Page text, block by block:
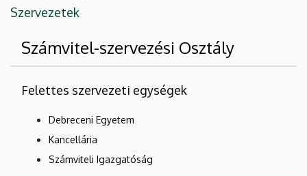
Szervezetek
Számvitel-szervezési Osztály
Felettes szervezeti egységek
Debreceni Egyetem
Kancellária
Számviteli Igazgatóság